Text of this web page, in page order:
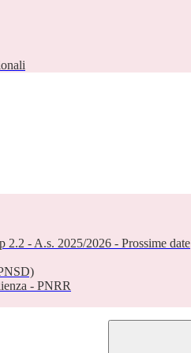
2.2 - A.s. 2025/2026 - Prossime date
- PNRR